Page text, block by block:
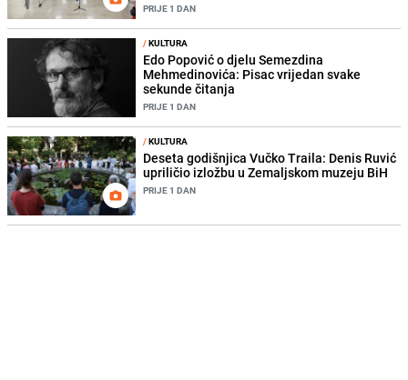
PRIJE 1 DAN
/KULTURA
Edo Popović o djelu Semezdina
Mehmedinovića: Pisac vrijedan svake
sekunde čitanja
PRIJE 1 DAN
/KULTURA
Deseta godišnjica Vučko Traila: Denis Ruvić
upriličio izložbu u Zemaljskom muzeju BiH
PRIJE 1 DAN